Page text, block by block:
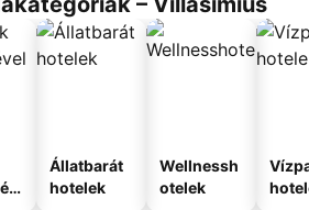
Állatbarát
hotelek
Wellnessh
otelek